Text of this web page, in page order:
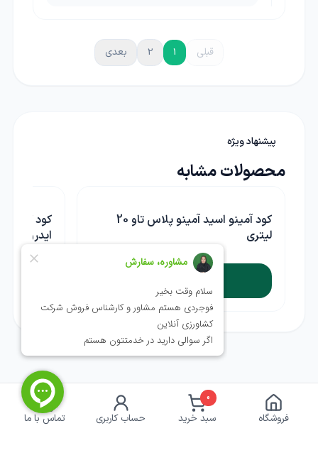
قبلی 1
2 بعدی
پیشنهاد ویژه
محصولات مشابه
کود آمینو اسید آمینو پلاس تاو 20
لیتری
ایدرو پلنت
فروشگاه سبد خرید
0
حساب کاربری تماس با ما